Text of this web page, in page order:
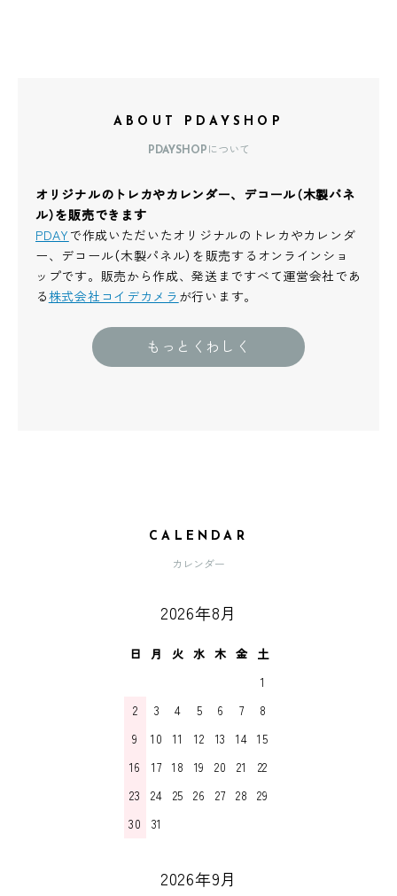
ABOUT PDAYSHOP
PDAYSHOPについて
オリジナルのトレカやカレンダー、デコール（木製パネ
ル）を販売できます
PDAY で作成いただいたオリジナルのトレカやカレンダ
ー、デコール（木製パネル）を販売するオンラインショ
ップです。販売から作成、発送まですべて運営会社であ
る株式会社コイデカメラ が行います。
もっとくわしく
CALENDAR
カレンダー
2026年8月
日 月 火 水 木 金 土
1
2
3 4 5 6 7
8
9
10 11 12 13 14 15
16
17 18 19 20 21
22
23
24 25 26 27 28
29
30
31
2026年9月